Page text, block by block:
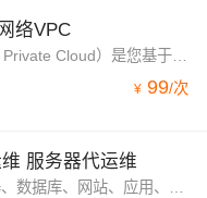
络VPC
专有网络VPC（Virtual Private Cloud）是您基于阿里云构建的一个隔离的网络环境，专有网络之间逻辑上彻底隔离。您能够在自己定义的虚拟网络中使用阿里云资源。
¥ 99/次
服务器代运维
斑羚在线，针对服务器、数据库、网站、应用、安全等方面为您提供7×24专业代运维服务。北京地区提供上门服务。